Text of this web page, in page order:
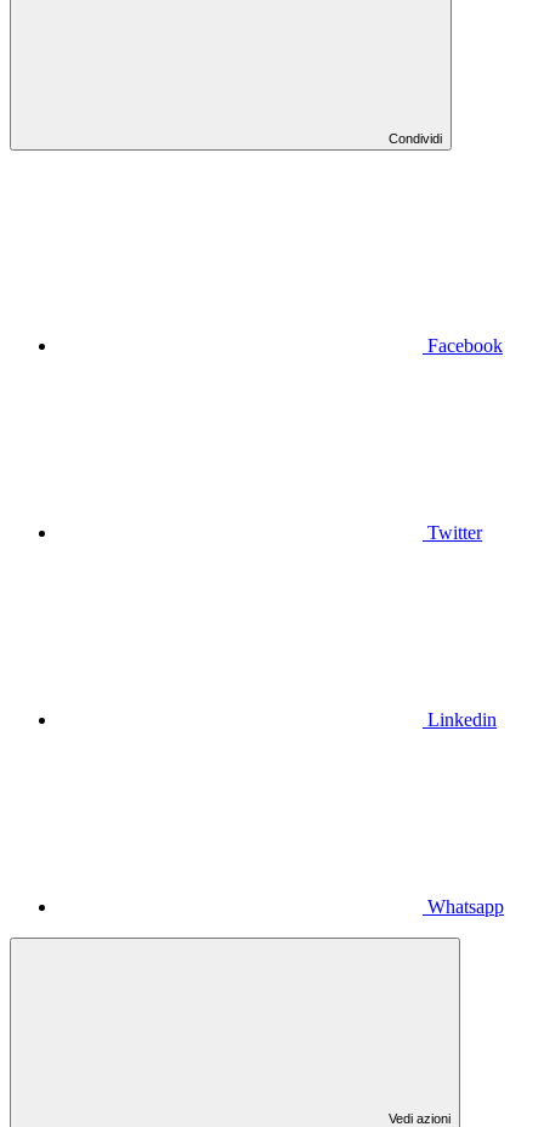
Condividi
Facebook
Twitter
Linkedin
Whatsapp
Vedi azioni